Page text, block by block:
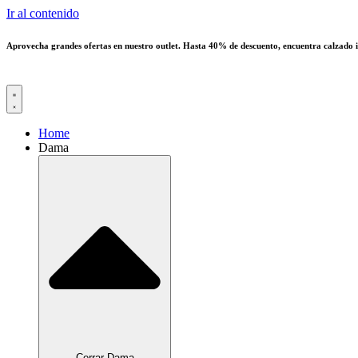
Ir al contenido
Aprovecha grandes ofertas en nuestro outlet. Hasta 40% de descuento, encuentra calzado
Home
Dama